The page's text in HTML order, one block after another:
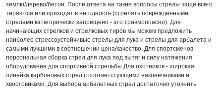
землю/дерево/бетон. После ответа на такие вопросы стрелы чаще всего
теряются или приходят в негодность (стрелять поврежденными
стрелами категорически запрещено - это травмоопасно). Для
начинающих стрелков и стрелковых тиров мы можем предложить
наиболее стрессоустойчивые стрелы для лука и стрелы для арбалета и
самыми лучшими в соотношении цена/качество. Для спортсменов -
персональная сборка стрел для лука под вытяг и силу натяжения
оборудования для спортивной стрельбы Для охотников - широкая
линейка карбоновых стрел с соответстующими наконечниками и
хвостовиками. Для выбора арбалетных стрел достаточно уточнить